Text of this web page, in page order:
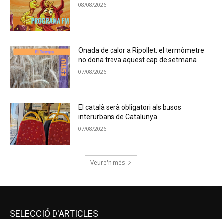
08/08/2026
Onada de calor a Ripollet: el termòmetre
no dona treva aquest cap de setmana
07/08/2026
El català serà obligatori als busos
interurbans de Catalunya
07/08/2026
Veure'n més
SELECCIÓ D'ARTICLES